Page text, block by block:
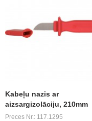
Kabeļu nazis ar
aizsargizolāciju, 210mm
Preces Nr.: 117.1295